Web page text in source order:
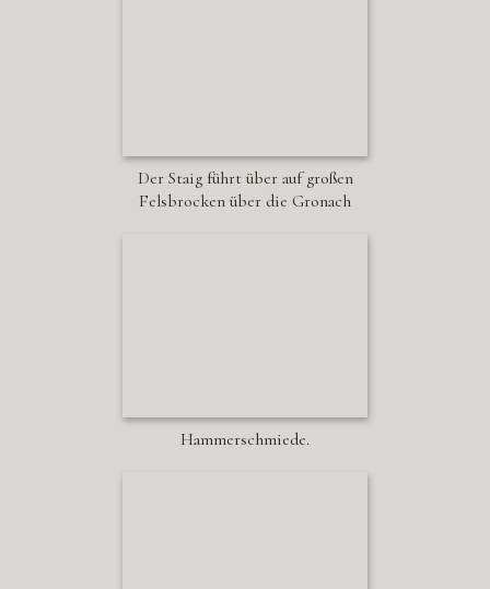
Der Staig führt über auf großen
Felsbrocken über die Gronach
Hammerschmiede.